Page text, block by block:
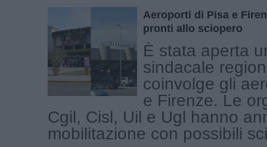
Aeroporti di Pisa e
pronti allo sciopero
È stata aperta
sindacale
coinvolge gli
e Firenze. Le
Cgil, Cisl, Uil e Ugl hanno
mobilitazione con possibili